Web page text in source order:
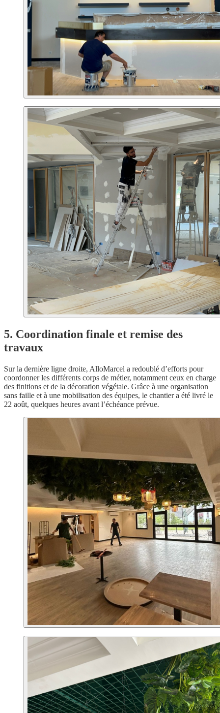
5. Coordination finale et remise des
travaux
Sur la dernière ligne droite, AlloMarcel a redoublé d’efforts pour
coordonner les différents corps de métier, notamment ceux en charge
des finitions et de la décoration végétale. Grâce à une organisation
sans faille et à une mobilisation des équipes, le chantier a été livré le
22 août, quelques heures avant l’échéance prévue.